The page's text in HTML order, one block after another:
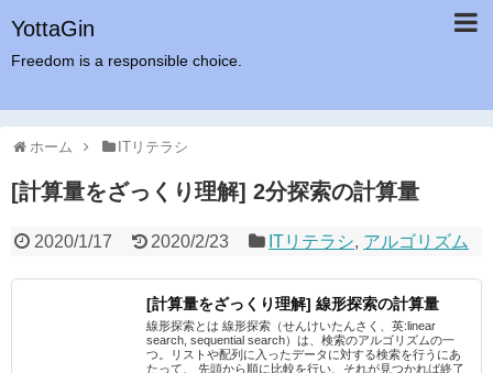
YottaGin
Freedom is a responsible choice.
ホーム ITリテラシ
[計算量をざっくり理解] 2分探索の計算量
2020/1/17 2020/2/23 ITリテラシ, アルゴリズム
[計算量をざっくり理解] 線形探索の計算量
線形探索とは 線形探索（せんけいたんさく、英:linear
search, sequential search）は、検索のアルゴリズムの一
つ。リストや配列に入ったデータに対する検索を行うにあ
たって、 先頭から順に比較を行い、それが見つかれば終了